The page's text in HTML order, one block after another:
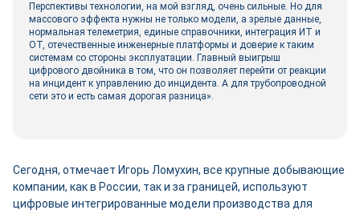
Перспективы технологии, на мой взгляд, очень сильные. Но для
массового эффекта нужны не только модели, а зрелые данные,
нормальная телеметрия, единые справочники, интеграция ИТ и
ОТ, отечественные инженерные платформы и доверие к таким
системам со стороны эксплуатации. Главный выигрыш
цифрового двойника в том, что он позволяет перейти от реакции
на инцидент к управлению до инцидента. А для трубопроводной
сети это и есть самая дорогая разница».
Сегодня, отмечает Игорь Ломухин, все крупные добывающие
компании, как в России, так и за границей, используют
цифровые интегрированные модели производства для